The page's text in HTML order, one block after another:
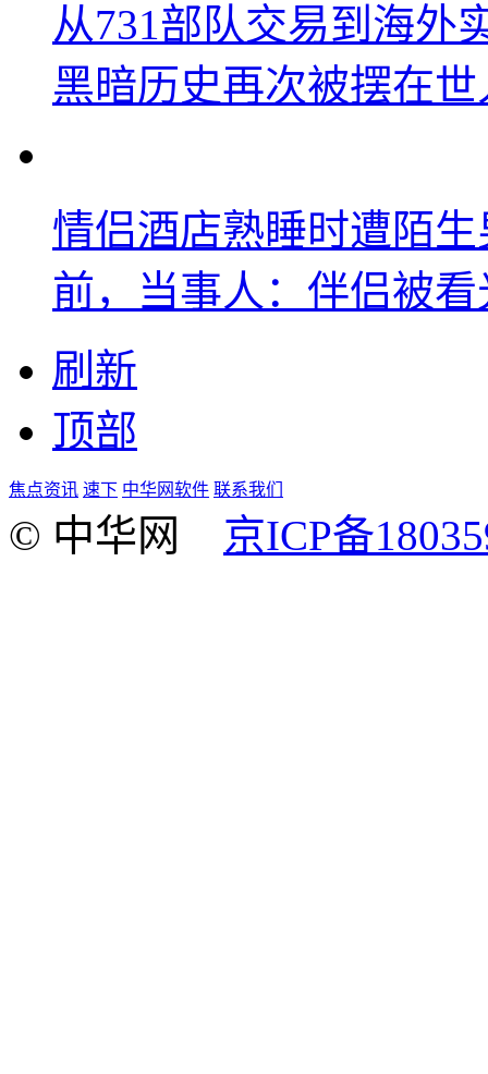
从731部队交易到海外
黑暗历史再次被摆在
情侣酒店熟睡时遭陌
前，当事人：伴侣被看
刷新
顶部
焦点资讯 速下 中华网软件 联系我们
© 中华网 京ICP备